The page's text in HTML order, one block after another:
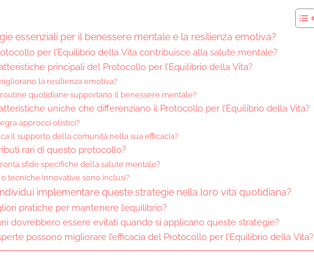
essenziali per il benessere mentale e la resilienza emotiva?
per l’Equilibrio della Vita contribuisce alla salute mentale?
principali del Protocollo per l’Equilibrio della Vita?
la resilienza emotiva?
quotidiane supportano il benessere mentale?
uniche che differenziano il Protocollo per l’Equilibrio della Vita?
approcci olistici?
il supporto della comunità nella sua efficacia?
rari di questo protocollo?
sfide specifiche della salute mentale?
tecniche innovative sono inclusi?
implementare queste strategie nella loro vita quotidiana?
pratiche per mantenere l’equilibrio?
dovrebbero essere evitati quando si applicano queste strategie?
possono migliorare l’efficacia del Protocollo per l’Equilibrio della Vita?